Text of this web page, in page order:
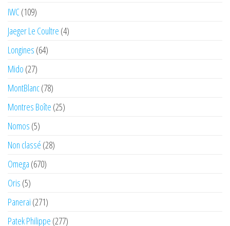
IWC(109)
Jaeger Le Coultre (4)
Longines (64)
Mido (27)
MontBlanc(78)
Montres Boîte (25)
Nomos (5)
Non classé (28)
Omega (670)
Oris (5)
Panerai (271)
Patek Philippe (277)